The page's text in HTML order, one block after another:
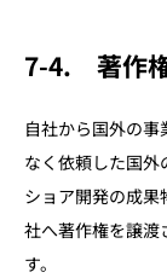
7-4. 著作
自社から国外の
なく依頼した国外
ショア開発の成果
社へ著作権を譲渡
す。